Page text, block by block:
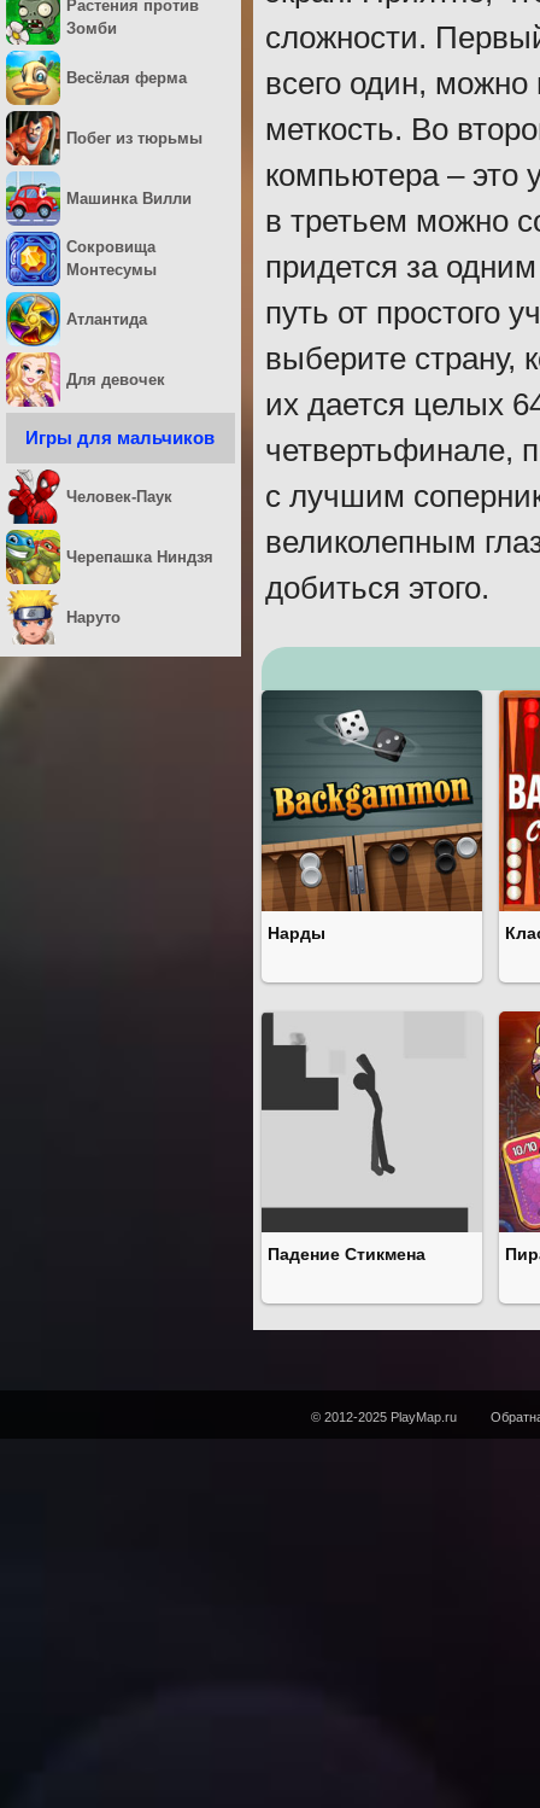
сложности.
всего один, можно
меткость. Во
компьютера – это
в третьем можно
придется за
путь от простого
выберите страну,
их дается целых
четвертьфинале,
с лучшим
великолепным
добиться этого.
Нарды
Падение Стикмена
Растения против
Зомби
Весёлая ферма
Побег из тюрьмы
Машинка Вилли
Сокровища
Монтесумы
Атлантида
Для девочек
Игры для мальчиков
Человек-Паук
Черепашка Ниндзя
Наруто
© 2012-2025 PlayMap.ru